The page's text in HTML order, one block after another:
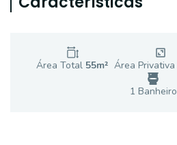
Área Total 55m² Área Privativa
1 Banheiro